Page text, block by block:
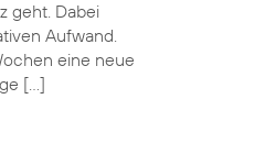
geht. Dabei
Aufwand.
eine neue
[…]